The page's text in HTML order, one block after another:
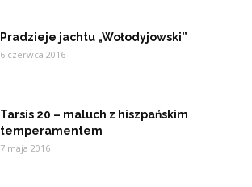
Pradzieje jachtu „Wołodyjowski”
6 czerwca 2016
Tarsis 20 – maluch z hiszpańskim
temperamentem
7 maja 2016